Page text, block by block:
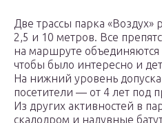
Две трассы парка
2,5 и 10 метров. Все
на маршруте объединяются
чтобы было интересно и
На нижний уровень
посетители — от 4 лет под
Из других активностей в
скалодром и надувные